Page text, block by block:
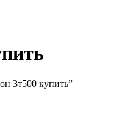
3т500 купить”